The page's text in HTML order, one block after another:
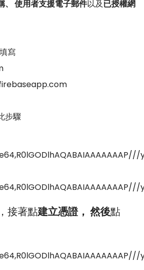
、 使用者支援電子郵件以及已授權網
寫
步驟
接著點建立憑證， 然後點